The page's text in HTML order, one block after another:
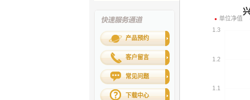
产品预约
客户留言
常见问题
下载中心